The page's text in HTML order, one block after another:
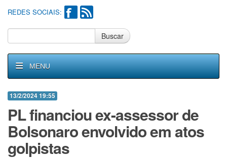
REDES SOCIAIS:
Buscar
MENU
13/2/2024 19:55
PL financiou ex-assessor de
Bolsonaro envolvido em atos
golpistas